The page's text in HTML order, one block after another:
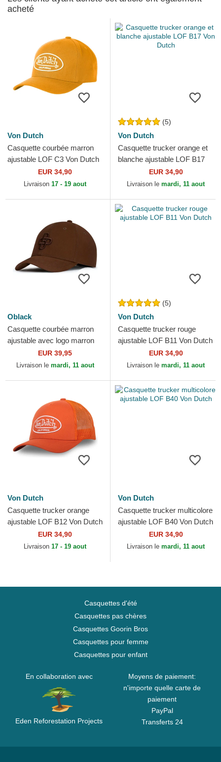
acheté
Von Dutch
Casquette courbée marron
ajustable LOF C3 Von Dutch
EUR 34,90
Livraison 17 - 19 aout
(5)
Von Dutch
Casquette trucker orange et
blanche ajustable LOF B17
Von DutchEUR 34,90
Livraison le mardi, 11 aout
Oblack
Casquette courbée marron
ajustable avec logo marron
Baseball Peach OBL061
Oblack
EUR 39,95
Livraison le mardi, 11 aout
(5)
Von Dutch
Casquette trucker rouge
ajustable LOF B11 Von Dutch
EUR 34,90
Livraison le mardi, 11 aout
Von Dutch
Casquette trucker orange
ajustable LOF B12 Von Dutch
EUR 34,90
Livraison 17 - 19 aout
Von Dutch
Casquette trucker multicolore
ajustable LOF B40 Von Dutch
EUR 34,90
Livraison le mardi, 11 aout
Casquettes d'été
Casquettes pas chères
Casquettes Goorin Bros
Casquettes pour femme
Casquettes pour enfant
En collaboration avec
Eden Reforestation Projects
Moyens de paiement:
n'importe quelle carte de
paiement
PayPal
Transferts 24